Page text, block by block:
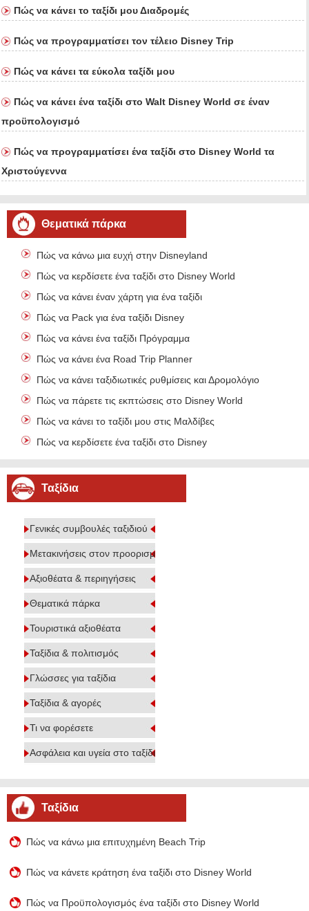
Πώς να κάνει το ταξίδι μου Διαδρομές
Πώς να προγραμματίσει τον τέλειο Disney Trip
Πώς να κάνει τα εύκολα ταξίδι μου
Πώς να κάνει ένα ταξίδι στο Walt Disney World σε έναν
προϋπολογισμό
Πώς να προγραμματίσει ένα ταξίδι στο Disney World τα
Χριστούγεννα
Θεματικά πάρκα
Πώς να κάνω μια ευχή στην Disneyland
Πώς να κερδίσετε ένα ταξίδι στο Disney World
Πώς να κάνει έναν χάρτη για ένα ταξίδι
Πώς να Pack για ένα ταξίδι Disney
Πώς να κάνει ένα ταξίδι Πρόγραμμα
Πώς να κάνει ένα Road Trip Planner
Πώς να κάνει ταξιδιωτικές ρυθμίσεις και Δρομολόγιο
Πώς να πάρετε τις εκπτώσεις στο Disney World
Πώς να κάνει το ταξίδι μου στις Μαλδίβες
Πώς να κερδίσετε ένα ταξίδι στο Disney
Ταξίδια
Γενικές συμβουλές ταξιδιού
Μετακινήσεις στον προορισμό
Αξιοθέατα & περιηγήσεις
Θεματικά πάρκα
Τουριστικά αξιοθέατα
Ταξίδια & πολιτισμός
Γλώσσες για ταξίδια
Ταξίδια & αγορές
Τι να φορέσετε
Ασφάλεια και υγεία στο ταξίδι
Ταξίδια
Πώς να κάνω μια επιτυχημένη Beach Trip
Πώς να κάνετε κράτηση ένα ταξίδι στο Disney World
Πώς να Προϋπολογισμός ένα ταξίδι στο Disney World